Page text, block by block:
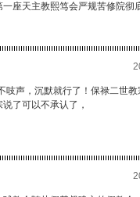
座天主教熙笃会严规苦修院彻
声，沉默就行了！保禄二世
了可以不承认了，